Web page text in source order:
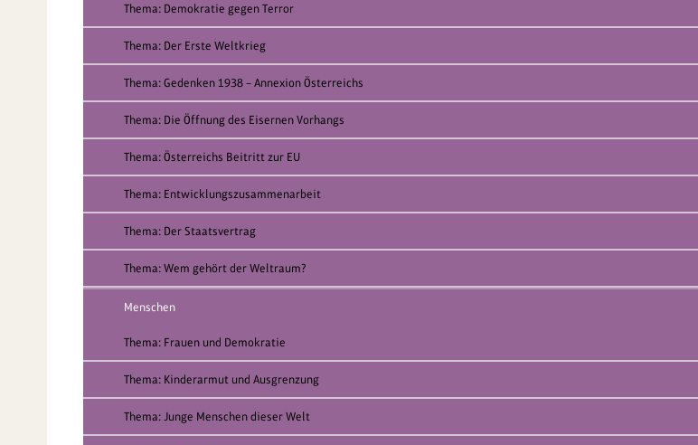
Thema: Demokratie gegen Terror
Thema: Der Erste Weltkrieg
Thema: Gedenken 1938 – Annexion Österreichs
Thema: Die Öffnung des Eisernen Vorhangs
Thema: Österreichs Beitritt zur EU
Thema: Entwicklungszusammenarbeit
Thema: Der Staatsvertrag
Thema: Wem gehört der Weltraum?
Menschen
Thema: Frauen und Demokratie
Thema: Kinderarmut und Ausgrenzung
Thema: Junge Menschen dieser Welt